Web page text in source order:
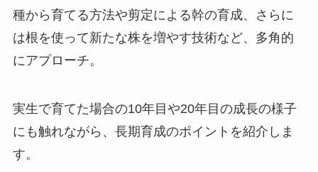
種から育てる方法や剪定による幹の育成、さらに
は根を使って新たな株を増やす技術など、多角的
にアプローチ。
実生で育てた場合の10年目や20年目の成長の様子
にも触れながら、長期育成のポイントを紹介しま
す。